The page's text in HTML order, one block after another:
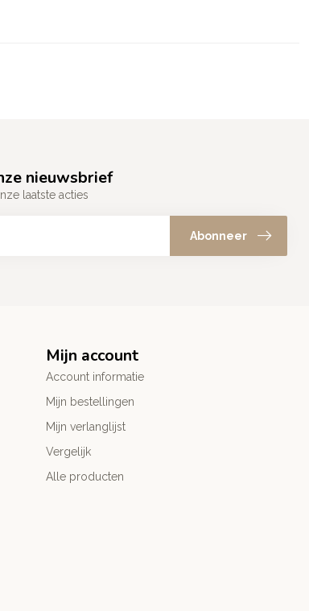
nieuwsbrief
laatste acties
Abonneer
Mijn account
Account informatie
Mijn bestellingen
Mijn verlanglijst
Vergelijk
Alle producten